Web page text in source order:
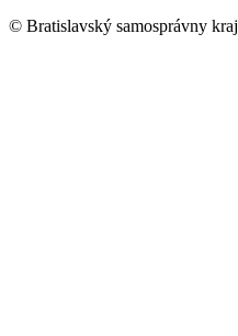
© Bratislavský samosprávny kraj